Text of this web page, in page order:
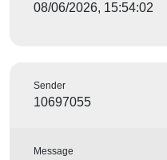
08/06/2026, 15:54:02
Sender
10697055
Message